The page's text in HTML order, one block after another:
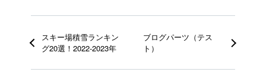
スキー場積雪ランキン
グ20選！2022-2023年
ブログパーツ（テス
ト）